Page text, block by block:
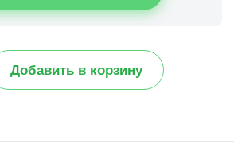
Добавить в корзину